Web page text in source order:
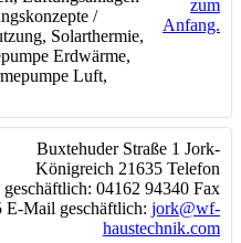
/
, Solarthermie,
Erdwärme,
Luft,
Buxtehuder Straße 1 Jork-
Königreich 21635 Telefon
geschäftlich: 04162 94340 Fax
E-Mail geschäftlich: jork@wf-
haustechnik.com